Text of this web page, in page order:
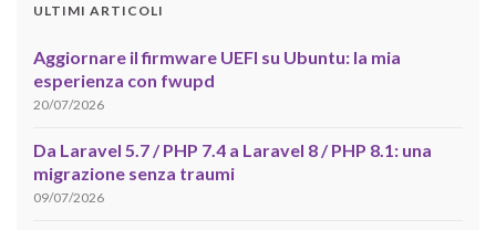
ULTIMI ARTICOLI
Aggiornare il firmware UEFI su Ubuntu: la mia
esperienza con fwupd
20/07/2026
Da Laravel 5.7 / PHP 7.4 a Laravel 8 / PHP 8.1: una
migrazione senza traumi
09/07/2026